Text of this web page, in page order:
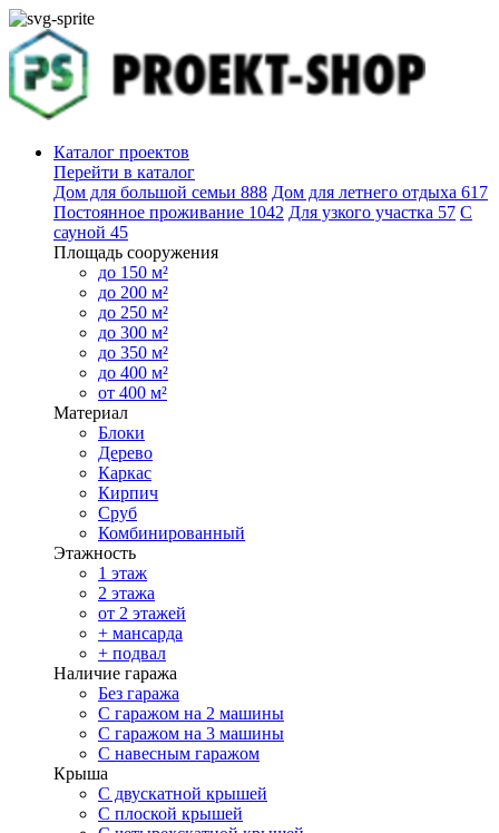
Каталог проектов
Перейти в каталог
Дом для большой семьи 888 Дом для летнего отдыха 617
Постоянное проживание 1042 Для узкого участка 57 С
сауной 45
Площадь сооружения
до 150 м²
до 200 м²
до 250 м²
до 300 м²
до 350 м²
до 400 м²
от 400 м²
Материал
Блоки
Дерево
Каркас
Кирпич
Сруб
Комбинированный
Этажность
1 этаж
2 этажа
от 2 этажей
+ мансарда
+ подвал
Наличие гаража
Без гаража
С гаражом на 2 машины
С гаражом на 3 машины
С навесным гаражом
Крыша
С двускатной крышей
С плоской крышей